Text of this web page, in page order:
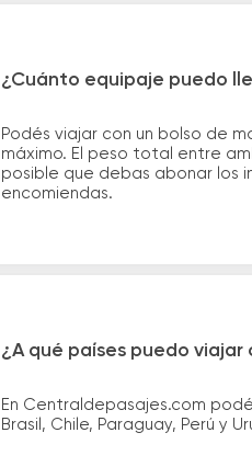
¿Cuánto equipaje puedo
Podés viajar con un bolso de
máximo. El peso total entre
posible que debas abonar los
encomiendas.
¿A qué países puedo viajar
En Centraldepasajes.com
Brasil, Chile, Paraguay, Perú y